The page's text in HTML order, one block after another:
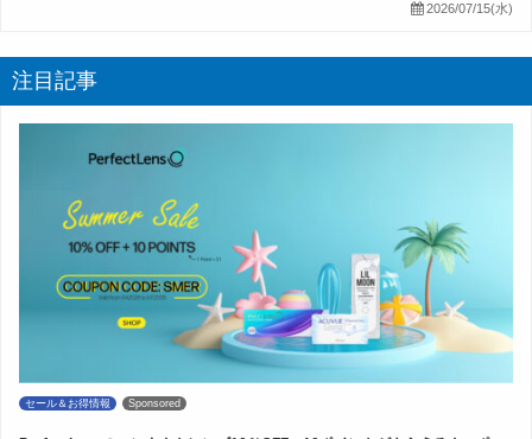
2026/07/15(水)
注目記事
セール＆お得情報 Sponsored